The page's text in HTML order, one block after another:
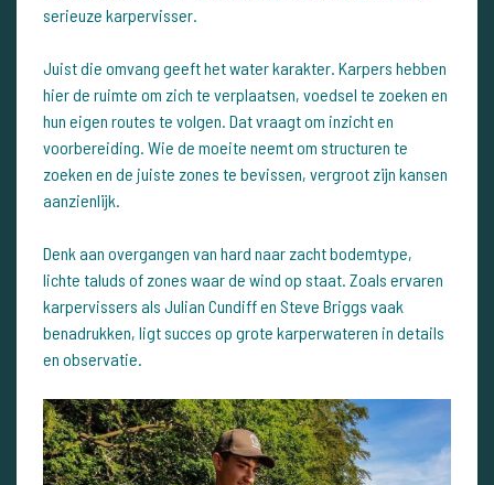
serieuze karpervisser.
Juist die omvang geeft het water karakter. Karpers hebben
hier de ruimte om zich te verplaatsen, voedsel te zoeken en
hun eigen routes te volgen. Dat vraagt om inzicht en
voorbereiding. Wie de moeite neemt om structuren te
zoeken en de juiste zones te bevissen, vergroot zijn kansen
aanzienlijk.
Denk aan overgangen van hard naar zacht bodemtype,
lichte taluds of zones waar de wind op staat. Zoals ervaren
karpervissers als Julian Cundiff en Steve Briggs vaak
benadrukken, ligt succes op grote karperwateren in details
en observatie.